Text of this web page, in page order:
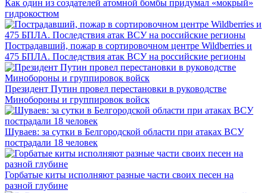
Как один из создателей атомной бомбы придумал «мокрый»
гидрокостюм
Пострадавший, пожар в сортировочном центре Wildberries и
475 БПЛА. Последствия атак ВСУ на российские регионы
Президент Путин провел перестановки в руководстве
Минобороны и группировок войск
Шуваев: за сутки в Белгородской области при атаках ВСУ
пострадали 18 человек
Горбатые киты исполняют разные части своих песен на
разной глубине